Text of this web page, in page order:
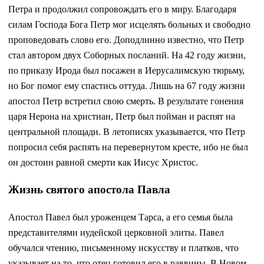
Петра и продолжил сопровождать его в миру. Благодаря
силам Господа Бога Петр мог исцелять больных и свободно
проповедовать слово его. Доподлинно известно, что Петр
стал автором двух Соборных посланий. На 42 году жизни,
по приказу Ирода был посажен в Иерусалимскую тюрьму,
но Бог помог ему спастись оттуда. Лишь на 67 году жизни
апостол Петр встретил свою смерть. В результате гонения
царя Нерона на христиан, Петр был пойман и распят на
центральной площади. В летописях указывается, что Петр
попросил себя распять на перевернутом кресте, ибо не был
он достоин равной смерти как Иисус Христос.
Жизнь святого апостола Павла
Апостол Павел был уроженцем Тарса, а его семья была
представителями иудейской церковной элиты. Павел
обучался чтению, письменному искусству и платков, что